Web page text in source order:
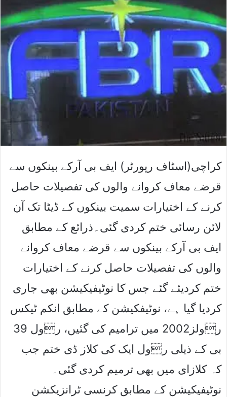
کراچی(اسٹاف رپورٹر) ایف بی آرکے بینکوں سے
قرضے معاف کروانے والوں کی تفصیلات حاصل
کرنے کے اختیارات سمیت بینکوں کے ڈیٹا تک آن
لائن رسائی ختم کردی گئی۔ذرائع کے مطابق
ایف بی آرکے بینکوں سے قرضے معاف کروانے
والوں کی تفصیلات حاصل کرنے کے اختیارات
ختم کردیئے گئے جس کا نوٹیفیکیشن بھی جاری
کردیا گیا ہے، نوٹیفکیشن کے مطابق انکم ٹیکس
رولز2002 میں ترامیم کی گئیں، رول 39
بی کے ذیلی رول ایک کی کلاز ڈی ختم جب
کہ کلازای میں بھی ترمیم کردی گئی۔
نوٹیفیکیشن کے مطابق کرنسی ٹرانزیکشن